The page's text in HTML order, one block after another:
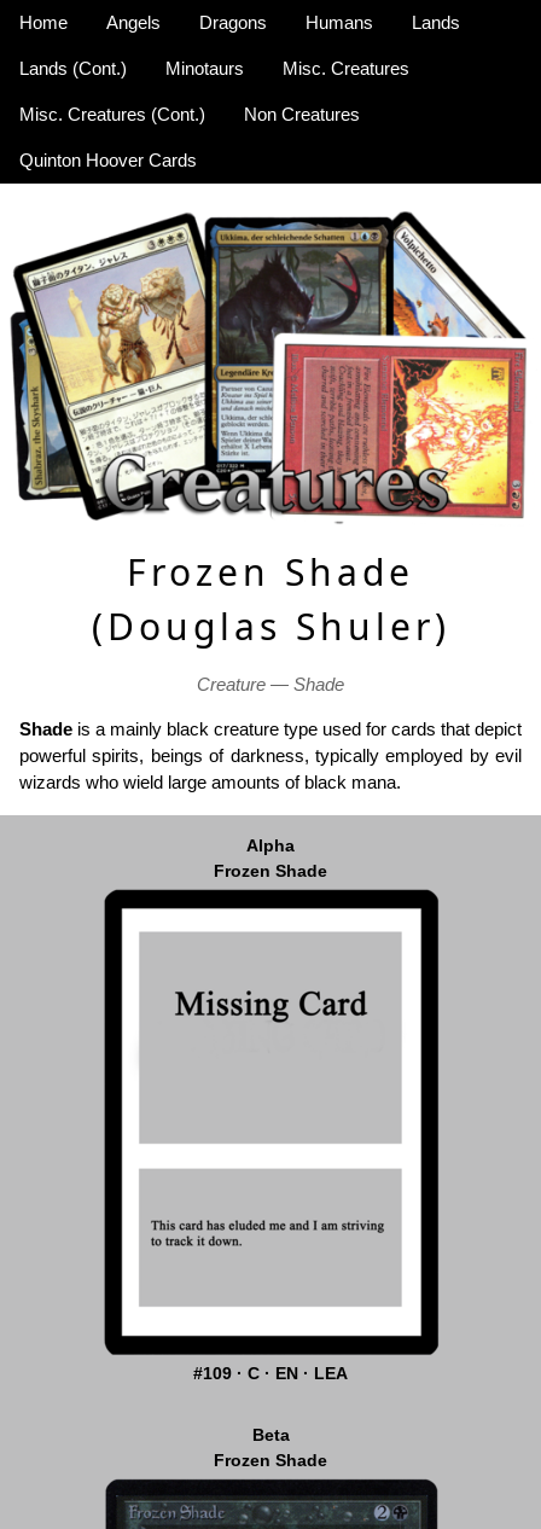
Home Angels Dragons Humans Lands
Lands (Cont.) Minotaurs Misc. Creatures
Misc. Creatures (Cont.) Non Creatures
Quinton Hoover Cards
Frozen Shade
(Douglas Shuler)
Creature — Shade
Shade is a mainly black creature type used for cards that depict
powerful spirits, beings of darkness, typically employed by evil
wizards who wield large amounts of black mana.
Alpha
Frozen Shade
#109 · C · EN · LEA
Beta
Frozen Shade